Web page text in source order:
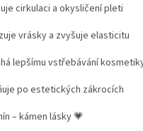
cirkulaci a okysličení pleti
vrásky a zvyšuje elasticitu
lepšímu vstřebávání
po estetických zákrocích
– kámen lásky 💗